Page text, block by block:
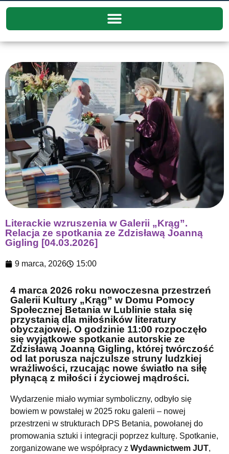
Literackie wzruszenia w Galerii „Krąg”.
Relacja ze spotkania ze Zdzisławą Joanną
Gigling [04.03.2026]
9 marca, 2026 15:00
4 marca 2026 roku nowoczesna przestrzeń
Galerii Kultury „Krąg” w Domu Pomocy
Społecznej Betania w Lublinie stała się
przystanią dla miłośników literatury
obyczajowej. O godzinie 11:00 rozpoczęło
się wyjątkowe spotkanie autorskie ze
Zdzisławą Joanną Gigling, której twórczość
od lat porusza najczulsze struny ludzkiej
wrażliwości, rzucając nowe światło na siłę
płynącą z miłości i życiowej mądrości.
Wydarzenie miało wymiar symboliczny, odbyło się
bowiem w powstałej w 2025 roku galerii – nowej
przestrzeni w strukturach DPS Betania, powołanej do
promowania sztuki i integracji poprzez kulturę. Spotkanie,
zorganizowane we współpracy z Wydawnictwem JUT,